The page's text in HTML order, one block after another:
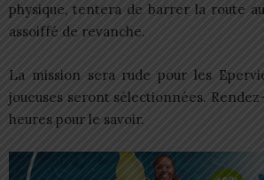
physique, tentera de barrer la route
assoiffé de revanche.
La mission sera rude pour les
joueuses seront sélectionnées.
heures pour le savoir.